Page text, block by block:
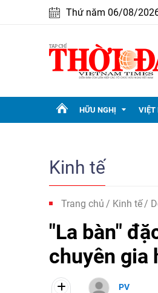
Thứ năm 06/08/
HỮU NGHỊ VIỆT
Kinh tế
Trang chủ Kinh tế
"La bàn"
chuyên gia
PV